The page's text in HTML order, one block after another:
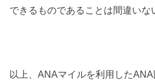
できるものであることは間違いな
以上、ANAマイルを利用した